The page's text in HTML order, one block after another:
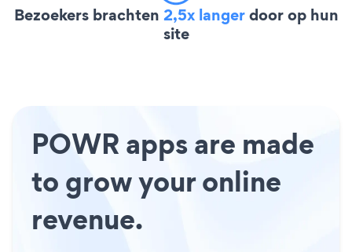
Bezoekers brachten 2,5x langerdoor op hun
site
POWR apps are made
to grow your online
revenue.